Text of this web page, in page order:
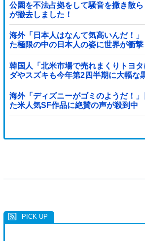
公園を不法占拠をして騒音を撒き散
が撤去しました！
海外「日本人はなんて気高いんだ！
た極限の中の日本人の姿に世界が衝撃
韓国人「北米市場で売れまくりトヨ
ダやスズキも今年第2四半期に大幅な
→「あまりにも見事なV字回復‥」
海外「ディズニーがゴミのようだ！
た米人気SF作品に絶賛の声が殺到中